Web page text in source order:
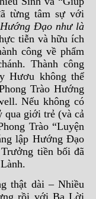
từng tâm sự với
Hướng Đạo như là
tiễn và hữu ích
công về phẩm
Thành công
Hươu không thể
Trào Hướng
Nếu không có
qua giới trẻ (và cả
Trào “Luyện
lập Hướng Đạo
tiền bối đã
thật dài – Nhiều